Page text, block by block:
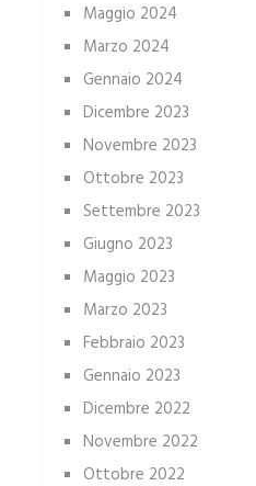
Maggio 2024
Marzo 2024
Gennaio 2024
Dicembre 2023
Novembre 2023
Ottobre 2023
Settembre 2023
Giugno 2023
Maggio 2023
Marzo 2023
Febbraio 2023
Gennaio 2023
Dicembre 2022
Novembre 2022
Ottobre 2022